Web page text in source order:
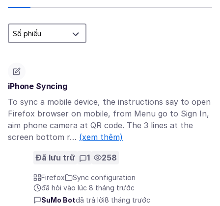
iPhone Syncing
To sync a mobile device, the instructions say to open
Firefox browser on mobile, from Menu go to Sign In,
aim phone camera at QR code. The 3 lines at the
screen bottom r… (xem thêm)
Đã lưu trữ 1 258
Firefox
Sync configuration
đã hỏi vào lúc 8 tháng trước
SuMo Botđã trả lời8 tháng trước